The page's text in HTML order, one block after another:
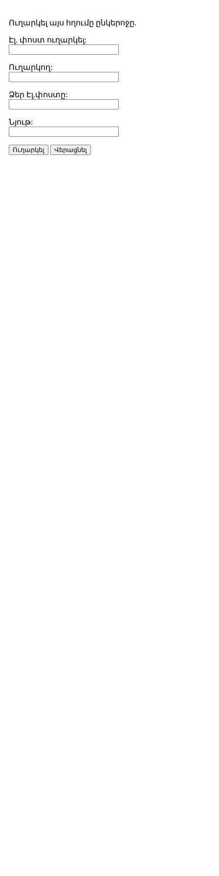
Ուղարկել այս հղումը ընկերոջը.
Էլ. փոստ ուղարկել:
Ուղարկող:
Ձեր Էլ.փոստը:
Նյութ:
Ուղարկել Վերացնել